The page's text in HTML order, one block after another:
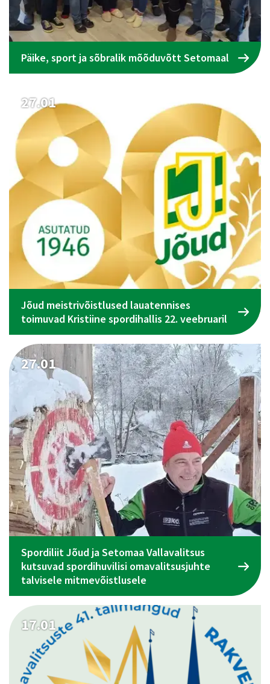
Päike, sport ja sõbralik mõõduvõtt Setomaal
27.01
Jõud meistrivõistlused lauatennises
toimuvad Kristiine spordihallis 22. veebruaril
27.01
Spordiliit Jõud ja Setomaa Vallavalitsus
kutsuvad spordihuvilisi omavalitsusjuhte
talvisele mitmevõistlusele
17.01